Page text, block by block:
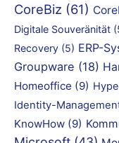
CoreBiz (61)
Digitale Souveränität
Recovery (5) ERP-
Groupware (18)
Homeoffice (9)
Identity-
KnowHow (9)